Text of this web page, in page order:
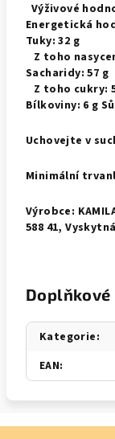
Výživové
Energetická
Tuky: 32 g
Z toho
Sacharidy: 57 g
Z toho cukry:
Bílkoviny: 6 g
Uchovejte v
Minimální
Výrobce:
588 41,
Kategorie:
EAN: